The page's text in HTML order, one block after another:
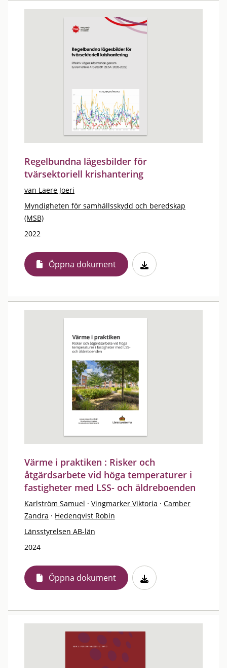
Regelbundna lägesbilder för
tvärsektoriell krishantering
van Laere Joeri
Myndigheten för samhällsskydd och beredskap
(MSB)
2022
Öppna dokument
Värme i praktiken : Risker och
åtgärdsarbete vid höga temperaturer i
fastigheter med LSS- och äldreboenden
Karlström Samuel · Vingmarker Viktoria · Camber
Zandra · Hedenqvist Robin
Länsstyrelsen AB-län
2024
Öppna dokument